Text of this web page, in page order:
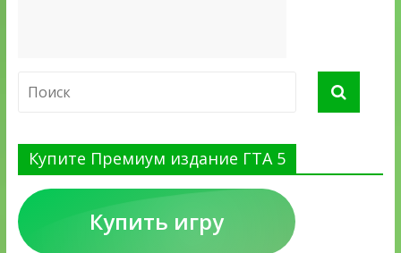
Купите Премиум издание ГТА 5
Купить игру